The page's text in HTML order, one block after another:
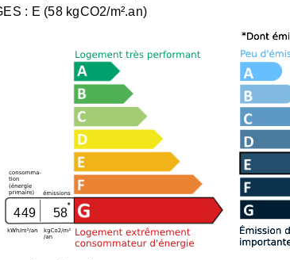
: E (58 kgCO2/m².an)
449 58